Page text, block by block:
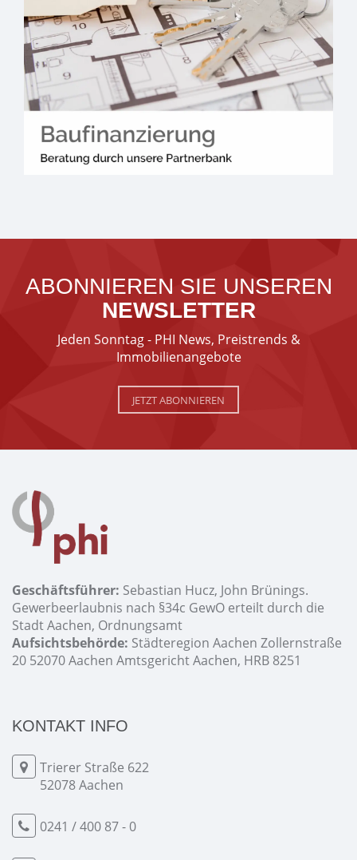
ABONNIEREN SIE UNSEREN
NEWSLETTER
Jeden Sonntag - PHI News, Preistrends &
Immobilienangebote
JETZT ABONNIEREN
Geschäftsführer: Sebastian Hucz, John Brünings.
Gewerbeerlaubnis nach §34c GewO erteilt durch die
Stadt Aachen, Ordnungsamt
Aufsichtsbehörde: Städteregion Aachen Zollernstraße
20 52070 Aachen Amtsgericht Aachen, HRB 8251
KONTAKT INFO
Trierer Straße 622
52078 Aachen
0241 / 400 87 - 0